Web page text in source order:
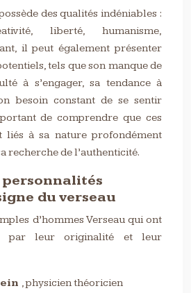
des qualités indéniables :
liberté, humanisme,
il peut également présenter
tels que son manque de
à s’engager, sa tendance à
besoin constant de se sentir
de comprendre que ces
liés à sa nature profondément
recherche de l’authenticité.
personnalités
du verseau
d’hommes Verseau qui ont
par leur originalité et leur
, physicien théoricien